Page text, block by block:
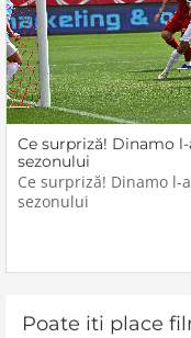
Ce surpriză! Dinamo
sezonului
Ce surpriză! Dinamo
sezonului
Poate iti place